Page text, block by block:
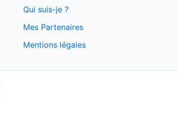
e
r
Qui suis-je ?
Mes Partenaires
Mentions légales